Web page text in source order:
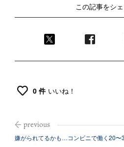
この記事をシ
0 件 いいね！
嫌がられてるかも…コンビニで働く20〜